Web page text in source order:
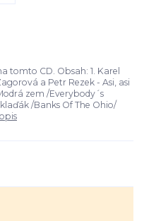
tomto CD. Obsah: 1. Karel
a Petr Rezek - Asi, asi
zem /Everybody´s
/Banks Of The Ohio/